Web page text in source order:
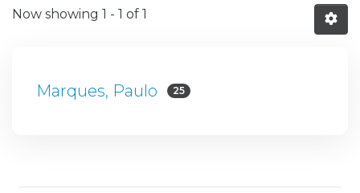
Now showing 1 - 1 of 1
Marques, Paulo 25